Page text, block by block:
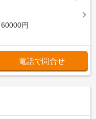
60000円
電話で問合せ